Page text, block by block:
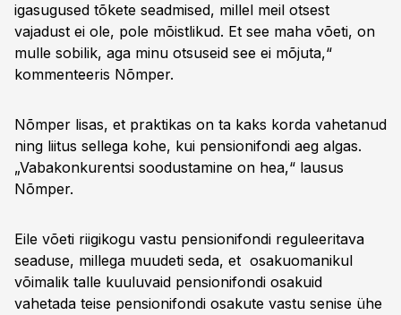
igasugused tõkete seadmised, millel meil otsest
vajadust ei ole, pole mõistlikud. Et see maha võeti, on
mulle sobilik, aga minu otsuseid see ei mõjuta,“
kommenteeris Nõmper.
Nõmper lisas, et praktikas on ta kaks korda vahetanud
ning liitus sellega kohe, kui pensionifondi aeg algas.
„Vabakonkurentsi soodustamine on hea,“ lausus
Nõmper.
Eile võeti riigikogu vastu pensionifondi reguleeritava
seaduse, millega muudeti seda, et osakuomanikul
võimalik talle kuuluvaid pensionifondi osakuid
vahetada teise pensionifondi osakute vastu senise ühe